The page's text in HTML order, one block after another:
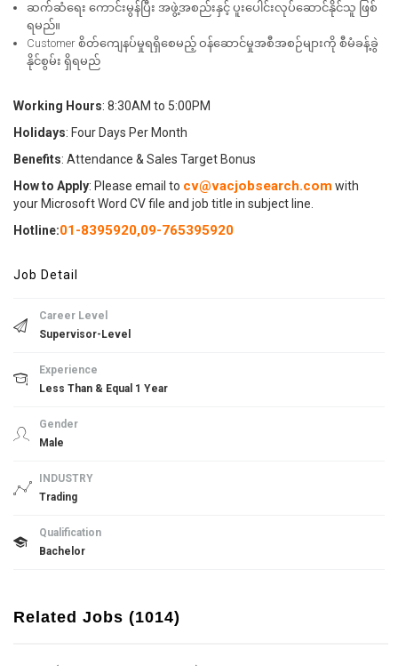
ဆက်ဆံရေး ကောင်းမွန်ပြီး အဖွဲ့အစည်းနှင့် ပူးပေါင်းလုပ်ဆောင်နိုင်သူ ဖြစ်
ရမည်။
Customer စိတ်ကျေနပ်မှုရရှိစေမည့် ဝန်ဆောင်မှုအစီအစဉ်များကို စီမံခန့်ခွဲ
နိုင်စွမ်း ရှိရမည်
Working Hours: 8:30AM to 5:00PM
Holidays: Four Days Per Month
Benefits: Attendance & Sales Target Bonus
How to Apply: Please email to cv@vacjobsearch.com with
your Microsoft Word CV file and job title in subject line.
Hotline:01-8395920,09-765395920
Job Detail
Career Level
Supervisor-Level
Experience
Less Than & Equal 1 Year
Gender
Male
INDUSTRY
Trading
Qualification
Bachelor
Related Jobs (1014)